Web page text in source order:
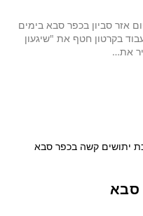
אזר סביון בכפר סבא בימים
בקרטון חטף את "שיגעון
את…
סבא